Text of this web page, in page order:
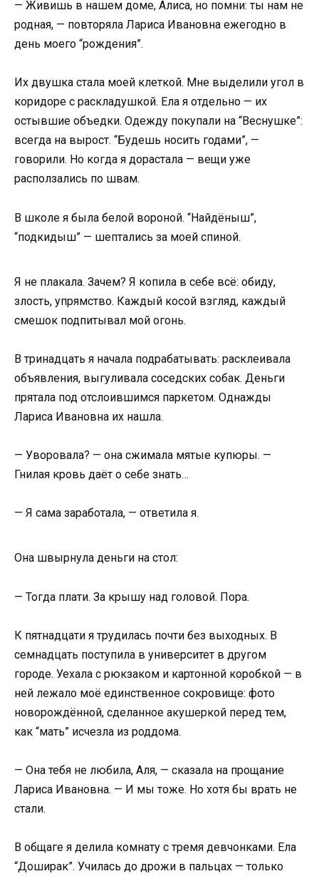
— Живишь в нашем доме, Алиса, но помни: ты нам не
родная, — повторяла Лариса Ивановна ежегодно в
день моего “рождения”.
Их двушка стала моей клеткой. Мне выделили угол в
коридоре с раскладушкой. Ела я отдельно — их
остывшие объедки. Одежду покупали на “Веснушке”:
всегда на вырост. “Будешь носить годами”, —
говорили. Но когда я дорастала — вещи уже
расползались по швам.
В школе я была белой вороной. “Найдёныш”,
“подкидыш” — шептались за моей спиной.
Я не плакала. Зачем? Я копила в себе всё: обиду,
злость, упрямство. Каждый косой взгляд, каждый
смешок подпитывал мой огонь.
В тринадцать я начала подрабатывать: расклеивала
объявления, выгуливала соседских собак. Деньги
прятала под отслоившимся паркетом. Однажды
Лариса Ивановна их нашла.
— Уворовала? — она сжимала мятые купюры. —
Гнилая кровь даёт о себе знать…
— Я сама заработала, — ответила я.
Она швырнула деньги на стол:
— Тогда плати. За крышу над головой. Пора.
К пятнадцати я трудилась почти без выходных. В
семнадцать поступила в университет в другом
городе. Уехала с рюкзаком и картонной коробкой — в
ней лежало моё единственное сокровище: фото
новорождённой, сделанное акушеркой перед тем,
как “мать” исчезла из роддома.
— Она тебя не любила, Аля, — сказала на прощание
Лариса Ивановна. — И мы тоже. Но хотя бы врать не
стали.
В общаге я делила комнату с тремя девчонками. Ела
“Доширак”. Училась до дрожи в пальцах — только